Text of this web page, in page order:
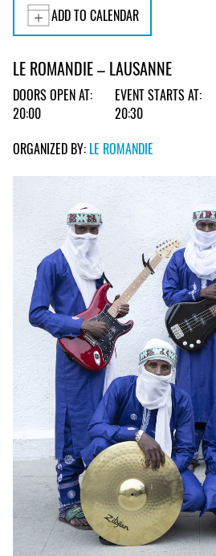
ADD TO CALENDAR
LE ROMANDIE – LAUSANNE
DOORS OPEN AT:
20:00
EVENT STARTS AT:
20:30
ORGANIZED BY: LE ROMANDIE